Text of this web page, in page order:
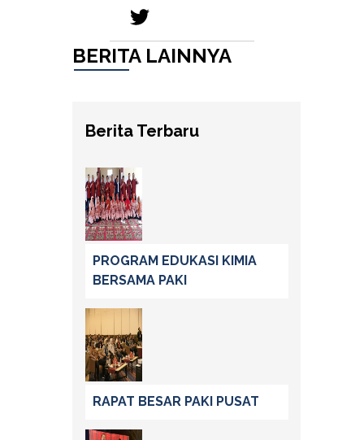
BERITA LAINNYA
Berita Terbaru
PROGRAM EDUKASI KIMIA
BERSAMA PAKI
RAPAT BESAR PAKI PUSAT